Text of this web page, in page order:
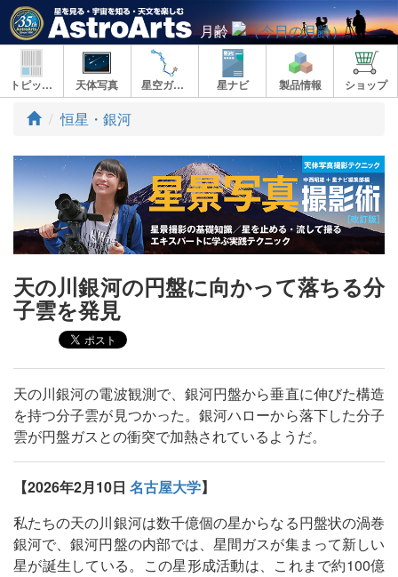
月齢
トピックス 天体写真 星空ガイド 星ナビ 製品情報 ショップ
ト
プ
恒星・銀河
天の川銀河の円盤に向かって落ちる分
子雲を発見
天の川銀河の電波観測で、銀河円盤から垂直に伸びた構造
を持つ分子雲が見つかった。銀河ハローから落下した分子
雲が円盤ガスとの衝突で加熱されているようだ。
【2026年2月10日 名古屋大学】
私たちの天の川銀河は数千億個の星からなる円盤状の渦巻
銀河で、銀河円盤の内部では、星間ガスが集まって新しい
星が誕生している。この星形成活動は、これまで約100億